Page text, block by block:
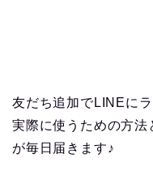
友だち追加でLINEに
実際に使うための方法
が毎日届きます♪